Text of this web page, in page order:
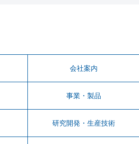
会社案内
事業・製品
研究開発・生産技術